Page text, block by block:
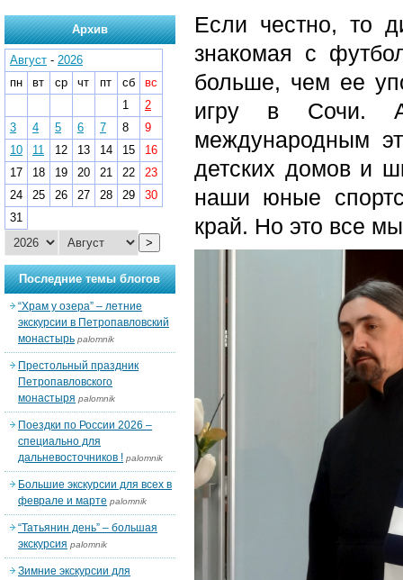
Если честно, то
знакомая с
больше, чем ее
игру в Сочи. А
международным
детских домов и
наши юные
край. Но это все
Архив
Август - 2026
пн
вт ср чт пт сб
вс
1
2
3
4 5 6 7 8
9
10
11 12 13 14 15
16
17
18 19 20 21 22
23
24
25 26 27 28 29
30
31
>
Последние темы блогов
“Храм у озера” – летние
экскурсии в Петропавловский
монастырь palomnik
Престольный праздник
Петропавловского
монастыря palomnik
Поездки по России 2026 –
специально для
дальневосточников ! palomnik
Большие экскурсии для всех в
феврале и марте palomnik
“Татьянин день” – большая
экскурсия palomnik
Зимние экскурсии для